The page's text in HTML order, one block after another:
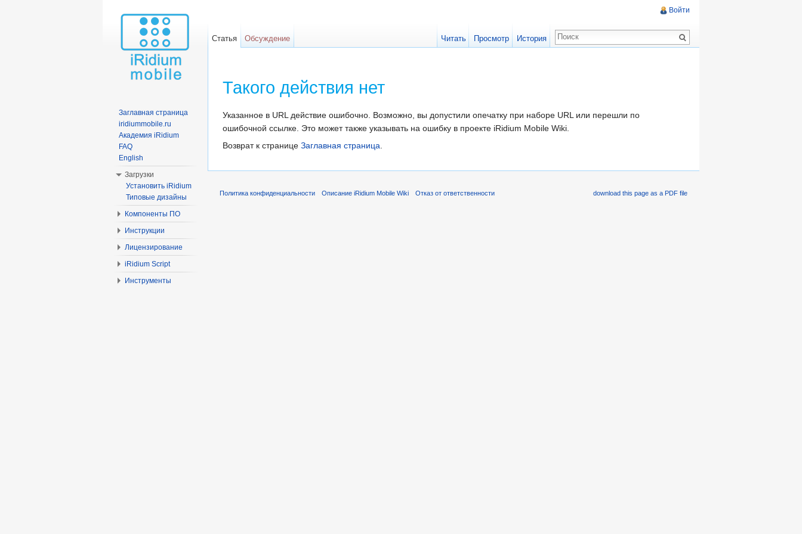
Такого действия нет
Указанное в URL действие ошибочно. Возможно, вы допустили опечатку при наборе URL или перешли по
ошибочной ссылке. Это может также указывать на ошибку в проекте iRidium Mobile Wiki.
Возврат к странице Заглавная страница.
Войти
Статья Обсуждение Читать Просмотр История
Заглавная страница
iridiummobile.ru
Академия iRidium
FAQ
English
Загрузки
Установить iRidium
Типовые дизайны
Компоненты ПО
Инструкции
Лицензирование
iRidium Script
Инструменты
Политика конфиденциальности Описание iRidium Mobile Wiki Отказ от ответственности download this page as a PDF file